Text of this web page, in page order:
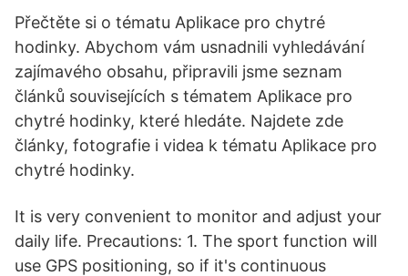
Přečtěte si o tématu Aplikace pro chytré
hodinky. Abychom vám usnadnili vyhledávání
zajímavého obsahu, připravili jsme seznam
článků souvisejících s tématem Aplikace pro
chytré hodinky, které hledáte. Najdete zde
články, fotografie i videa k tématu Aplikace pro
chytré hodinky.
It is very convenient to monitor and adjust your
daily life. Precautions: 1. The sport function will
use GPS positioning, so if it's continuous